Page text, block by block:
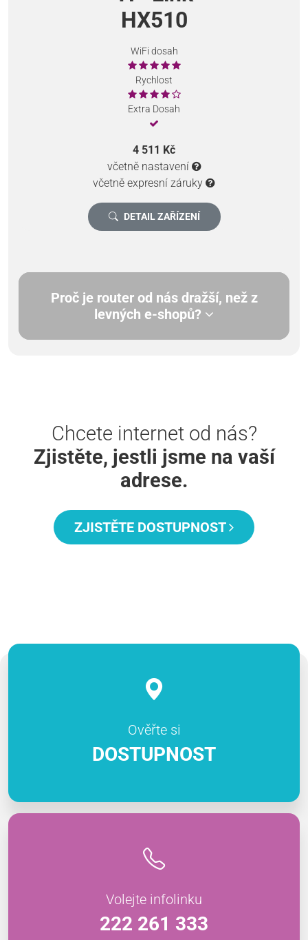
HX510
WiFi dosah
Rychlost
Extra Dosah
4 511 Kč
včetně nastavení
včetně expresní záruky
DETAIL ZAŘÍZENÍ
Proč je router od nás dražší, než z
levných e-shopů?
Chcete internet od nás?
Zjistěte, jestli jsme na vaší
adrese.
ZJISTĚTE DOSTUPNOST
Ověřte si
DOSTUPNOST
Volejte infolinku
222 261 333